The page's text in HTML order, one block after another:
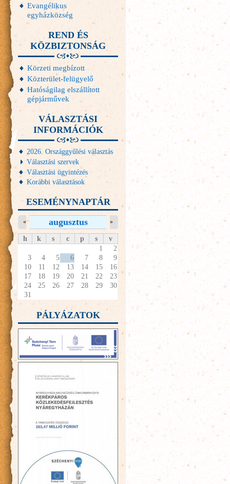
Evangélikus
egyházközség
REND ÉS
KÖZBIZTONSÁG
Körzeti megbízott
Közterület-felügyelő
Hatóságilag elszállított
gépjárművek
VÁLASZTÁSI
INFORMÁCIÓK
2026. Országgyűlési választás
Választási szervek
Választási ügyintézés
Korábbi választások
ESEMÉNYNAPTÁR
augusztus
« »
h k s c p s
v
1
2
3
4 5 6 7 8
9
10
11 12 13 14 15
16
17
18 19 20 21 22
23
24
25 26 27 28 29
30
31
PÁLYÁZATOK